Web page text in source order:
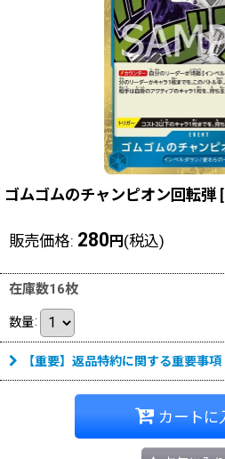
ゴムゴムのチャンピオン回転弾 [
販売価格: 280 円 (税込)
在庫数16枚
数量:
【重要】返品特約に関する重要事項
カートに